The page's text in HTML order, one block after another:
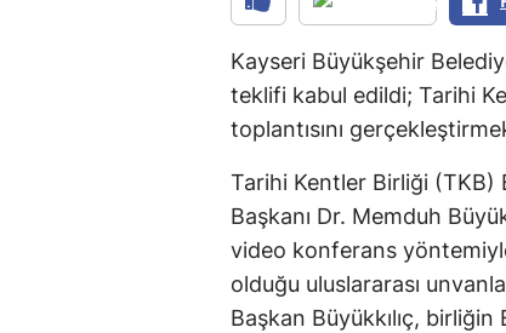
Kayseri Büyükşehir
teklifi kabul edildi; Tarihi
toplantısını
Tarihi Kentler Birliği (TKB)
Başkanı Dr. Memduh
video konferans yöntemiyle
olduğu uluslararası
Başkan Büyükkılıç, birliğin